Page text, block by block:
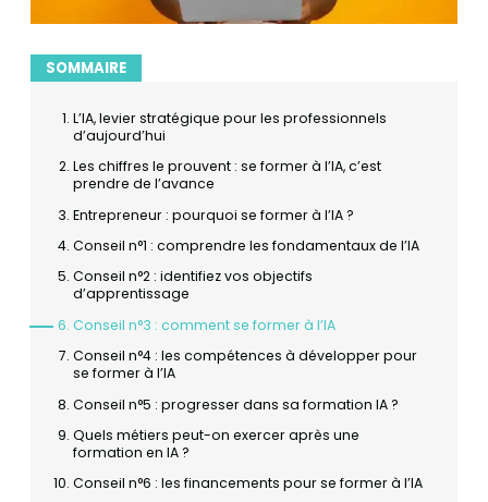
SOMMAIRE
L’IA, levier stratégique pour les professionnels
d’aujourd’hui
Les chiffres le prouvent : se former à l’IA, c’est
prendre de l’avance
Entrepreneur : pourquoi se former à l’IA ?
Conseil n°1 : comprendre les fondamentaux de l’IA
Conseil n°2 : identifiez vos objectifs
d’apprentissage
Conseil n°3 : comment se former à l’IA
Conseil n°4 : les compétences à développer pour
se former à l’IA
Conseil n°5 : progresser dans sa formation IA ?
Quels métiers peut-on exercer après une
formation en IA ?
Conseil n°6 : les financements pour se former à l’IA